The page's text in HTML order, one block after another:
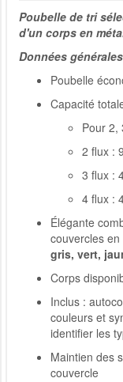
Poubelle de tri
d'un corps en
Données
Poubelle
Capacité
Pour 2,
2 flux :
3 flux :
4 flux :
Élégante
couvercles
gris, vert,
Corps
Inclus :
couleurs et
identifier les
Maintien des
couvercle